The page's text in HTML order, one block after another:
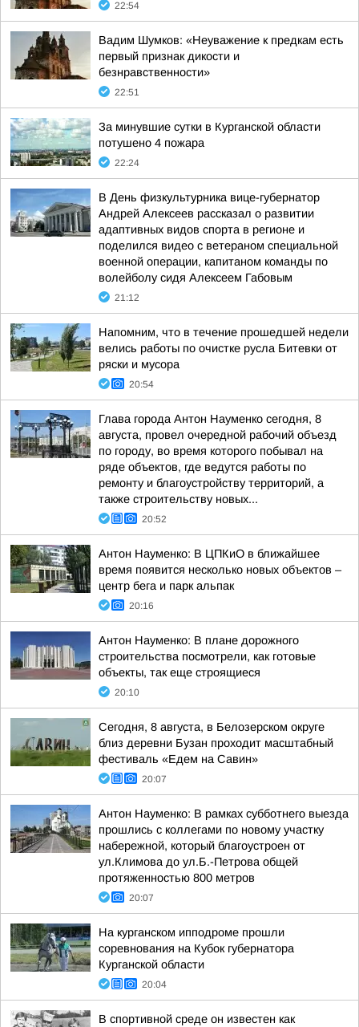
22:54
Вадим Шумков: «Неуважение к предкам есть
первый признак дикости и
безнравственности»
22:51
За минувшие сутки в Курганской области
потушено 4 пожара
22:24
В День физкультурника вице-губернатор
Андрей Алексеев рассказал о развитии
адаптивных видов спорта в регионе и
поделился видео с ветераном специальной
военной операции, капитаном команды по
волейболу сидя Алексеем Габовым
21:12
Напомним, что в течение прошедшей недели
велись работы по очистке русла Битевки от
ряски и мусора
20:54
Глава города Антон Науменко сегодня, 8
августа, провел очередной рабочий объезд
по городу, во время которого побывал на
ряде объектов, где ведутся работы по
ремонту и благоустройству территорий, а
также строительству новых...
20:52
Антон Науменко: В ЦПКиО в ближайшее
время появится несколько новых объектов –
центр бега и парк альпак
20:16
Антон Науменко: В плане дорожного
строительства посмотрели, как готовые
объекты, так еще строящиеся
20:10
Сегодня, 8 августа, в Белозерском округе
близ деревни Бузан проходит масштабный
фестиваль «Едем на Савин»
20:07
Антон Науменко: В рамках субботнего выезда
прошлись с коллегами по новому участку
набережной, который благоустроен от
ул.Климова до ул.Б.-Петрова общей
протяженностью 800 метров
20:07
На курганском ипподроме прошли
соревнования на Кубок губернатора
Курганской области
20:04
В спортивной среде он известен как